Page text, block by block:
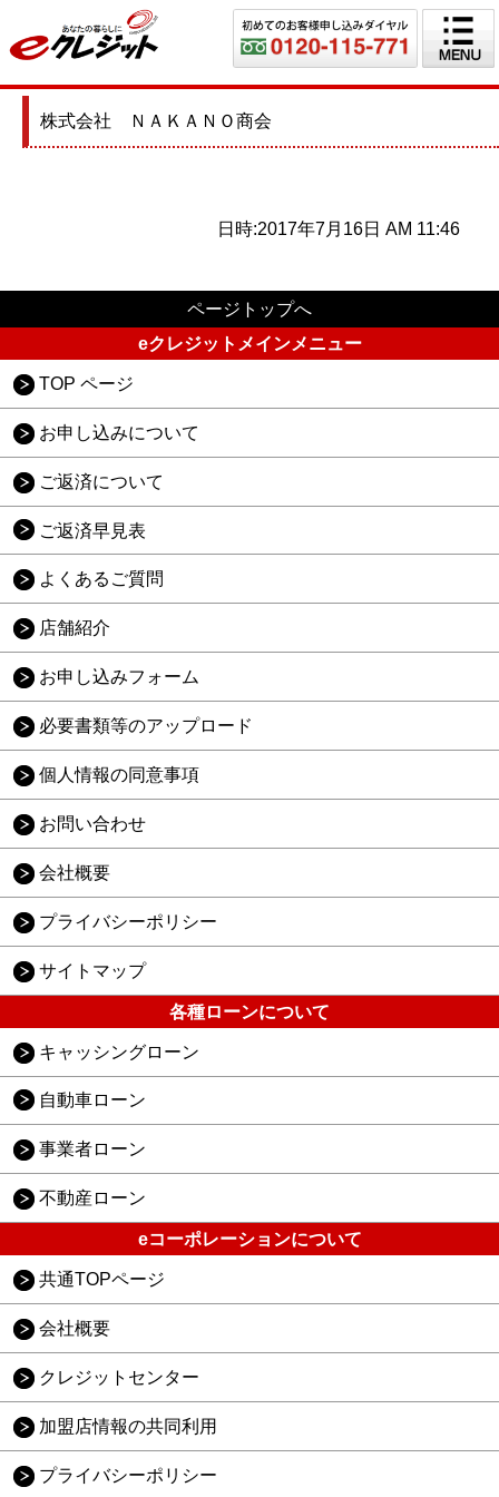
株式会社 ＮＡＫＡＮＯ商会
日時:2017年7月16日 AM 11:46
ページトップへ
eクレジットメインメニュー
TOP ページ
お申し込みについて
ご返済について
ご返済早見表
よくあるご質問
店舗紹介
お申し込みフォーム
必要書類等のアップロード
個人情報の同意事項
お問い合わせ
会社概要
プライバシーポリシー
サイトマップ
各種ローンについて
キャッシングローン
自動車ローン
事業者ローン
不動産ローン
eコーポレーションについて
共通TOPページ
会社概要
クレジットセンター
加盟店情報の共同利用
プライバシーポリシー